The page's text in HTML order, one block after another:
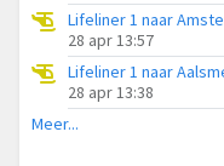
Lifeliner 1 naar
28 apr 13:57
Lifeliner 1 naar
28 apr 13:38
Meer...